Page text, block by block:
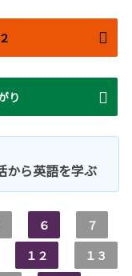
り
から英語を学ぶ
６
７
１２
１３